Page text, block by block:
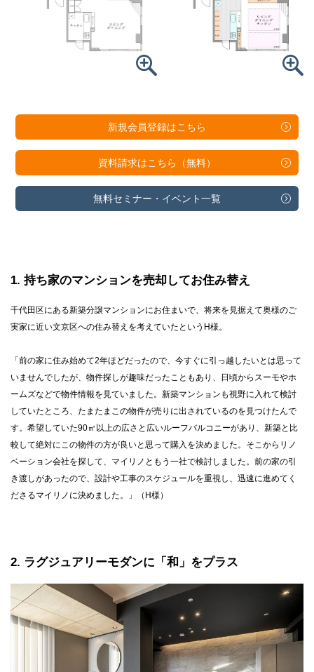
新規会員登録はこちら
資料請求はこちら（無料）
無料セミナー・ イベント一覧
1 持ち家のマンションを売却してお住み替え
千代田区にある新築分譲マンションにお住まいで、将来を見据えて奥様のご
実家に近い文京区への住み替えを考えていたというH様。
「前の家に住み始めて2年ほどだったので、今すぐに引っ越したいとは思って
いませんでしたが、物件探しが趣味だったこともあり、日頃からスーモやホ
ームズなどで物件情報を見ていました。新築マンションも視野に入れて検討
していたところ、たまたまこの物件が売りに出されているのを見つけたんで
す。希望していた90㎡以上の広さと広いルーフバルコニーがあり、新築と比
較して絶対にこの物件の方が良いと思って購入を決めました。そこからリノ
ベーション会社を探して、マイリノともう一社で検討しました。前の家の引
き渡しがあったので、設計や工事のスケジュールを重視し、迅速に進めてく
ださるマイリノに決めました。」（H様）
2 ラグジュアリーモダンに「和」をプラス